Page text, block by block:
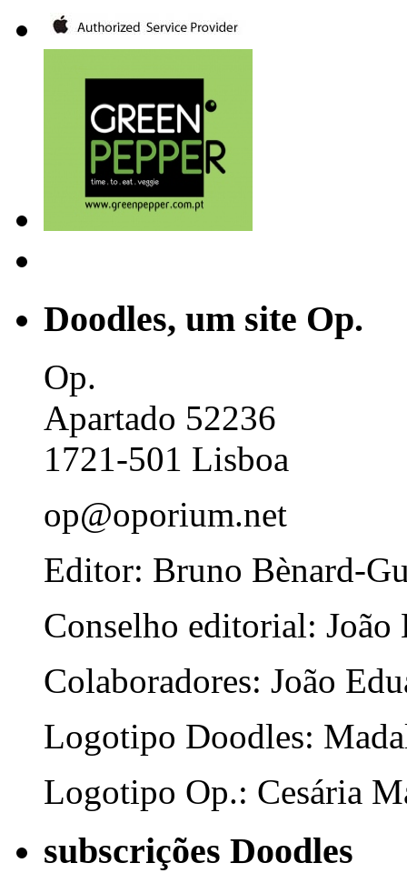
Doodles, um site Op.
Op.
Apartado 52236
1721-501 Lisboa
op@oporium.net
Editor: Bruno Bènard-
Conselho editorial: João
Colaboradores: João
Logotipo Doodles:
Logotipo Op.: Cesária
subscrições Doodles